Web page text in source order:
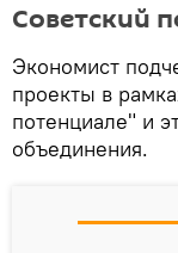
Советский
Экономист
проекты в
потенциале" и
объединения.